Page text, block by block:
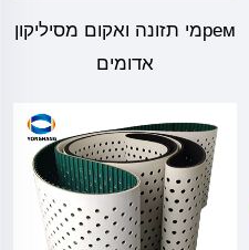
ремמי תזונה ואקום מסיליקון
אדומים